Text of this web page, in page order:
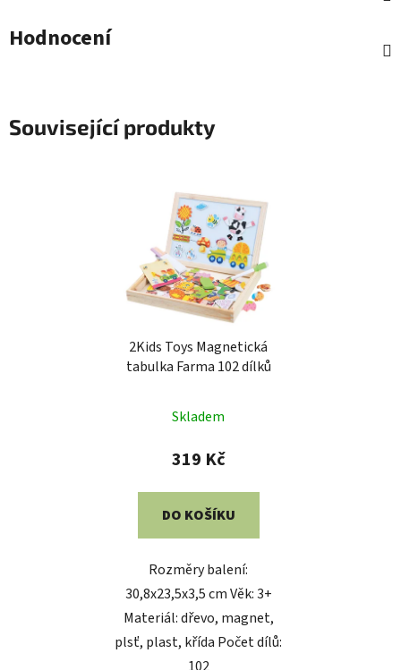
Hodnocení
Související produkty
2Kids Toys Magnetická
tabulka Farma 102 dílků
Skladem
319 Kč
DO KOŠÍKU
Rozměry balení:
30,8x23,5x3,5 cm Věk: 3+
Materiál: dřevo, magnet,
plsť, plast, křída Počet dílů: